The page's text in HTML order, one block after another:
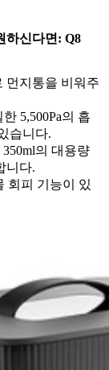
하신다면: Q8
먼지통을 비워주
5,500Pa의 흡
습니다.
의 대용량
니다.
회피 기능이 있